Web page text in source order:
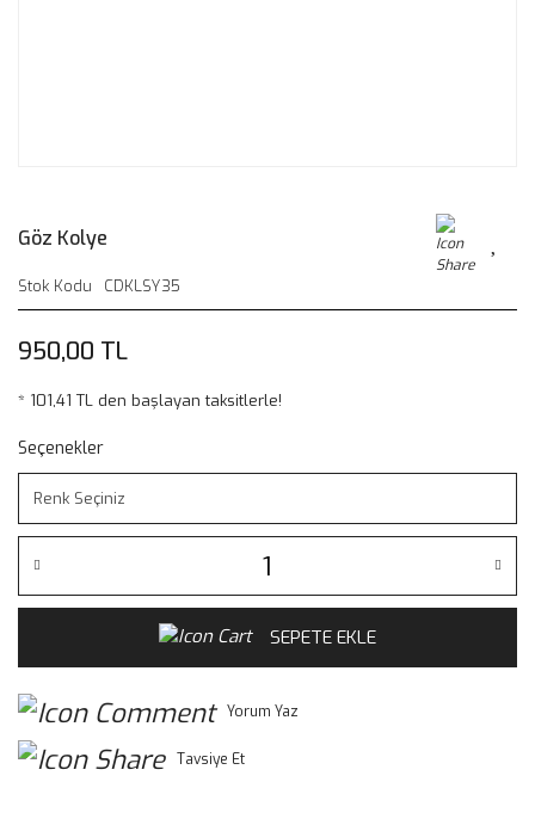
Göz Kolye
Stok Kodu CDKLSY35
950,00 TL
* 101,41 TL den başlayan taksitlerle!
Seçenekler
SEPETE EKLE
Yorum Yaz
Tavsiye Et